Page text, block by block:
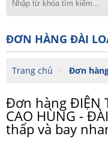
ĐƠN HÀNG ĐÀI
Trang chủ Đơn
Đơn hàng ĐIỆN
CAO HÙNG -
thấp và bay